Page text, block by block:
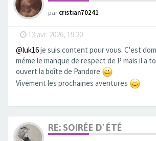
parcristian70241
- 13 avr. 2026, 19:20
@luk16je suis content pour vous. C'est
méme le manque de respect de P mais il a
ouvert la boîte de Pandore
Vivement les prochaines aventures
RE: SOIRÉE D' ÉTÉ